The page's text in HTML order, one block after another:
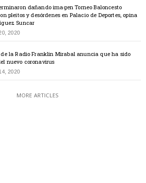
dañando imagen Torneo Baloncesto
pleitos y desórdenes en Palacio de Deportes, opina
Suncar
2020
de la Radio Franklin Mirabal anuncia que ha sido
nuevo coronavirus
2020
MORE ARTICLES